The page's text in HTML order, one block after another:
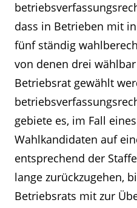
dass in Betrieben mit
fünf ständig
von denen drei
Betriebsrat gewählt
gebiete es, im Fall
Wahlkandidaten auf
entsprechend der
lange zurückzugehen,
Betriebsrats mit zur